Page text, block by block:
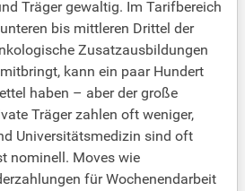
Träger gewaltig. Im Tarifbereich
bis mittleren Drittel der
Zusatzausbildungen
kann ein paar Hundert
haben – aber der große
Träger zahlen oft weniger,
Universitätsmedizin sind oft
nominell. Moves wie
für Wochenendarbeit